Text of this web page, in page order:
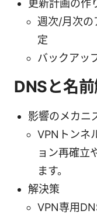
更新計画の作
週次/月次の
定
バックアッ
DNSと名
影響のメカニ
VPNトンネ
ョン再確立
ます。
解決策
VPN専用